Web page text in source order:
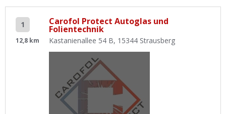
1
12,8 km
Carofol Protect Autoglas und
Folientechnik
Kastanienallee 54 B, 15344 Strausberg